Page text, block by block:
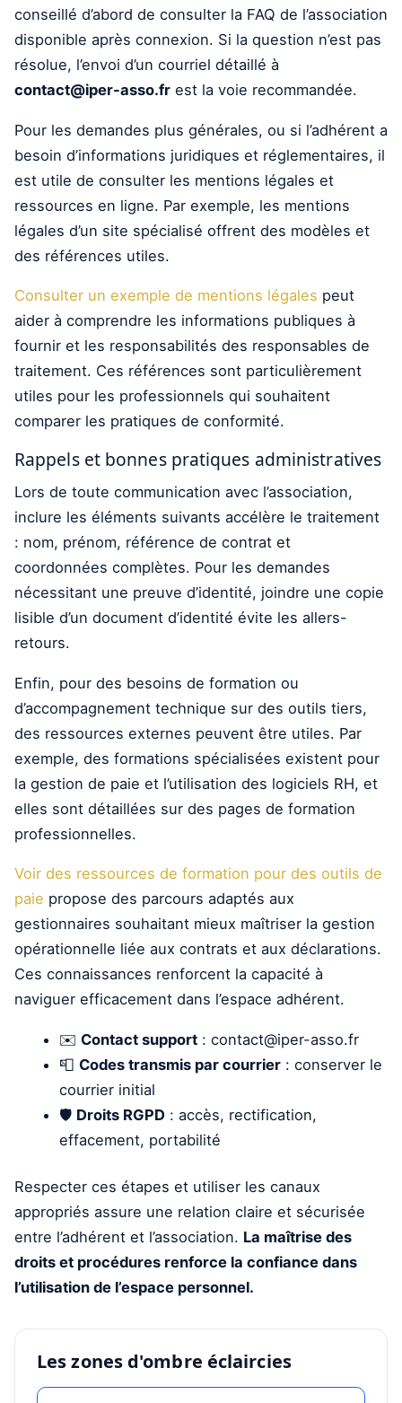
conseillé d’abord de consulter la FAQ de l’association
disponible après connexion. Si la question n’est pas
résolue, l’envoi d’un courriel détaillé à
contact@iper-asso.fr est la voie recommandée.
Pour les demandes plus générales, ou si l’adhérent a
besoin d’informations juridiques et réglementaires, il
est utile de consulter les mentions légales et
ressources en ligne. Par exemple, les mentions
légales d’un site spécialisé offrent des modèles et
des références utiles.
Consulter un exemple de mentions légales peut
aider à comprendre les informations publiques à
fournir et les responsabilités des responsables de
traitement. Ces références sont particulièrement
utiles pour les professionnels qui souhaitent
comparer les pratiques de conformité.
Rappels et bonnes pratiques administratives
Lors de toute communication avec l’association,
inclure les éléments suivants accélère le traitement
: nom, prénom, référence de contrat et
coordonnées complètes. Pour les demandes
nécessitant une preuve d’identité, joindre une copie
lisible d’un document d’identité évite les allers-
retours.
Enfin, pour des besoins de formation ou
d’accompagnement technique sur des outils tiers,
des ressources externes peuvent être utiles. Par
exemple, des formations spécialisées existent pour
la gestion de paie et l’utilisation des logiciels RH, et
elles sont détaillées sur des pages de formation
professionnelles.
Voir des ressources de formation pour des outils de
paie propose des parcours adaptés aux
gestionnaires souhaitant mieux maîtriser la gestion
opérationnelle liée aux contrats et aux déclarations.
Ces connaissances renforcent la capacité à
naviguer efficacement dans l’espace adhérent.
✉️ Contact support: contact@iper-asso.fr
📮 Codes transmis par courrier: conserver le
courrier initial
🛡️ Droits RGPD : accès, rectification,
effacement, portabilité
Respecter ces étapes et utiliser les canaux
appropriés assure une relation claire et sécurisée
entre l’adhérent et l’association. La maîtrise des
droits et procédures renforce la confiance dans
l’utilisation de l’espace personnel.
Les zones d'ombre éclaircies